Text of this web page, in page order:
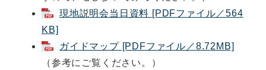
現地説明会当日資料 [PDFファイル／564
KB]
ガイドマップ [PDFファイル／8.72MB]
（参考にご覧ください。）